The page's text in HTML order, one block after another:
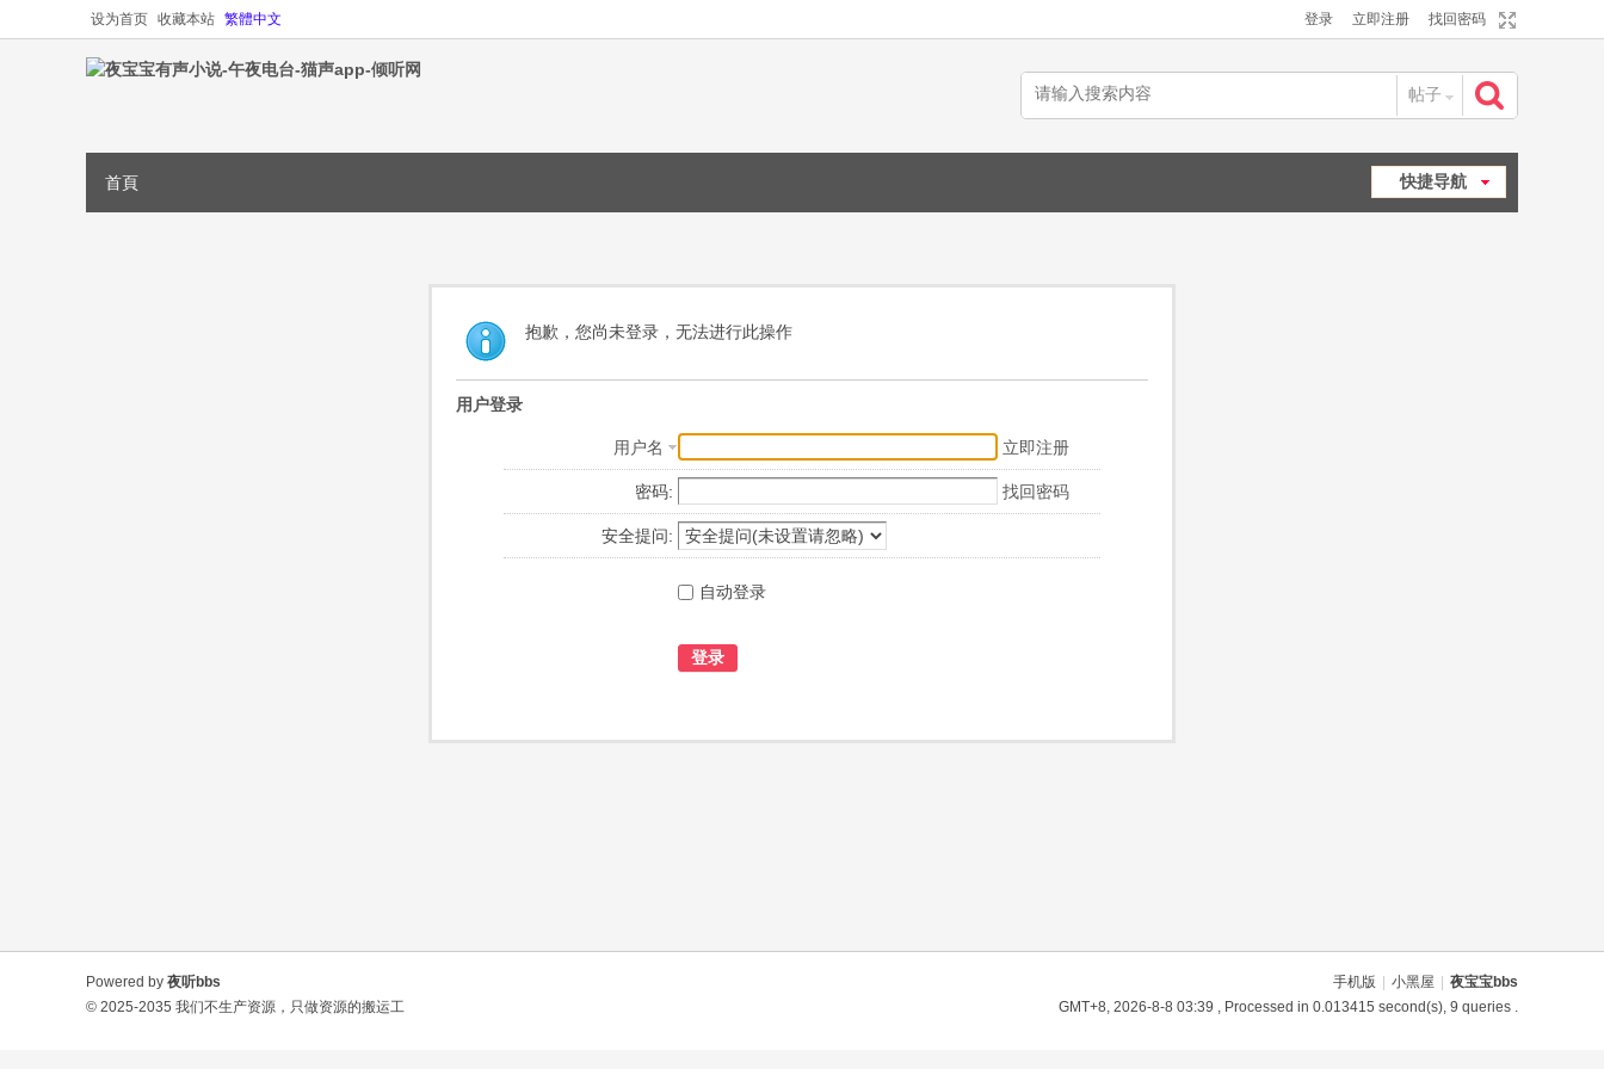
设为首页 收藏本站 繁體中文 登录 立即注册 找回密码
帖子
快捷导航
首頁
抱歉，您尚未登录，无法进行此操作
用户登录
用户名 立即注册
密码: 找回密码
安全提问:
自动登录
登录
手机版 小黑屋
夜宝宝bbs
GMT+8, 2026-8-8 03:39 , Processed in 0.013415 second(s), 9 queries .
Powered by 夜听bbs
© 2025-2035 我们不生产资源，只做资源的搬运工